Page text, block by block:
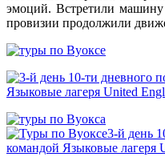
эмоций. Встретили
провизии продолжили